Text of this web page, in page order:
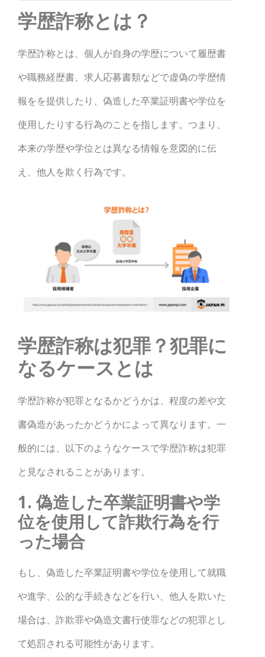
学歴詐称とは？
学歴詐称とは、個人が自身の学歴について履歴書
や職務経歴書、求人応募書類などで虚偽の学歴情
報をを提供したり、偽造した卒業証明書や学位を
使用したりする行為のことを指します。つまり、
本来の学歴や学位とは異なる情報を意図的に伝
え、他人を欺く行為です。
学歴詐称は犯罪？犯罪に
なるケースとは
学歴詐称が犯罪となるかどうかは、程度の差や文
書偽造があったかどうかによって異なります。一
般的には、以下のようなケースで学歴詐称は犯罪
と見なされることがあります。
1. 偽造した卒業証明書や学
位を使用して詐欺行為を行
った場合
もし、偽造した卒業証明書や学位を使用して就職
や進学、公的な手続きなどを行い、他人を欺いた
場合は、詐欺罪や偽造文書行使罪などの犯罪とし
て処罰される可能性があります。